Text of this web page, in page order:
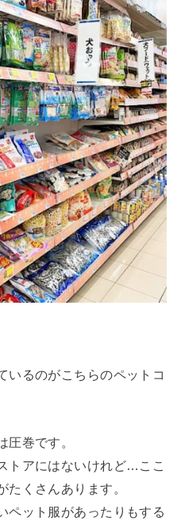
いるのがこちらのペットコ
圧巻です。
トアにはないけれど…ここ
たくさんあります。
ペット服があったりもする